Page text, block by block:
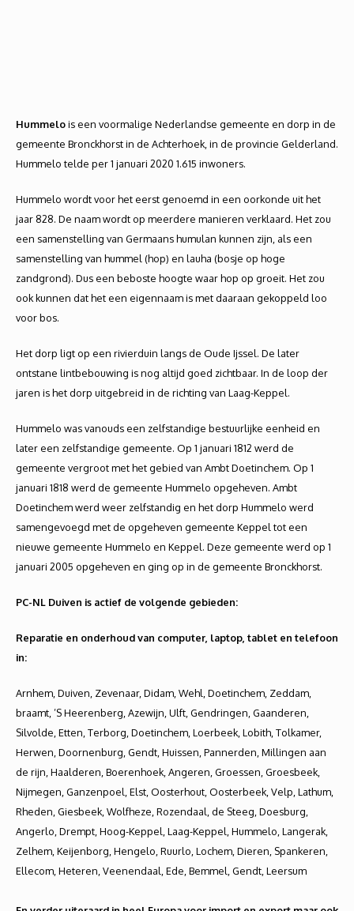
Hummelois een voormalige Nederlandse gemeente en dorp in de
gemeente Bronckhorst in de Achterhoek, in de provincie Gelderland.
Hummelo telde per 1 januari 2020 1.615 inwoners.
Hummelo wordt voor het eerst genoemd in een oorkonde uit het
jaar 828. De naam wordt op meerdere manieren verklaard. Het zou
een samenstelling van Germaans humulan kunnen zijn, als een
samenstelling van hummel (hop) en lauha (bosje op hoge
zandgrond). Dus een beboste hoogte waar hop op groeit. Het zou
ook kunnen dat het een eigennaam is met daaraan gekoppeld loo
voor bos.
Het dorp ligt op een rivierduin langs de Oude Ijssel. De later
ontstane lintbebouwing is nog altijd goed zichtbaar. In de loop der
jaren is het dorp uitgebreid in de richting van Laag-Keppel.
Hummelo was vanouds een zelfstandige bestuurlijke eenheid en
later een zelfstandige gemeente. Op 1 januari 1812 werd de
gemeente vergroot met het gebied van Ambt Doetinchem. Op 1
januari 1818 werd de gemeente Hummelo opgeheven. Ambt
Doetinchem werd weer zelfstandig en het dorp Hummelo werd
samengevoegd met de opgeheven gemeente Keppel tot een
nieuwe gemeente Hummelo en Keppel. Deze gemeente werd op 1
januari 2005 opgeheven en ging op in de gemeente Bronckhorst.
PC-NL Duiven is actief de volgende gebieden:
Reparatie en onderhoud van computer, laptop, tablet en telefoon
in:
Arnhem, Duiven, Zevenaar, Didam, Wehl, Doetinchem, Zeddam,
braamt, ’S Heerenberg, Azewijn, Ulft, Gendringen, Gaanderen,
Silvolde, Etten, Terborg, Doetinchem, Loerbeek, Lobith, Tolkamer,
Herwen, Doornenburg, Gendt, Huissen, Pannerden, Millingen aan
de rijn, Haalderen, Boerenhoek, Angeren, Groessen, Groesbeek,
Nijmegen, Ganzenpoel, Elst, Oosterhout, Oosterbeek, Velp, Lathum,
Rheden, Giesbeek, Wolfheze, Rozendaal, de Steeg, Doesburg,
Angerlo, Drempt, Hoog-Keppel, Laag-Keppel, Hummelo, Langerak,
Zelhem, Keijenborg, Hengelo, Ruurlo, Lochem, Dieren, Spankeren,
Ellecom, Heteren, Veenendaal, Ede, Bemmel, Gendt, Leersum